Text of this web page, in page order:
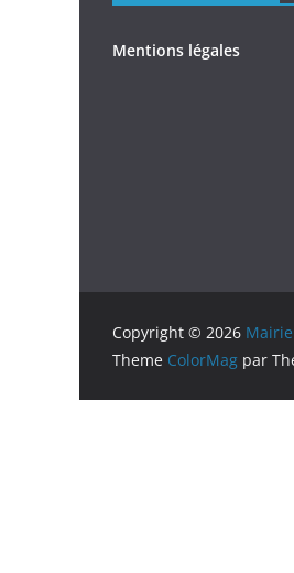
Mentions légales
Copyright © 2026
Theme ColorMag par